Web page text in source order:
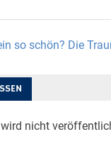
so schön? Die
wird nicht